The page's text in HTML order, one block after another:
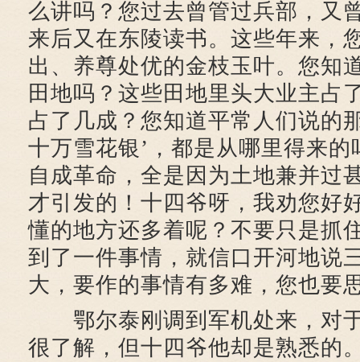
么讲吗？您过去曾管过兵部，又
来后又在东陵读书。这些年来，
出、养尊处优的金枝玉叶。您知
田地吗？这些田地里头大业主占
占了几成？您知道平常人们说的
十万雪花银’，都是从哪里得来
自成革命，全是因为土地兼并过
才引发的！十四爷呀，我劝您好
懂的地方还多着呢？不要只是抓
到了一件事情，就信口开河地说
大，要作的事情有多难，您也要
鄂尔泰刚调到军机处来，对
很了解，但十四爷他却是熟悉的